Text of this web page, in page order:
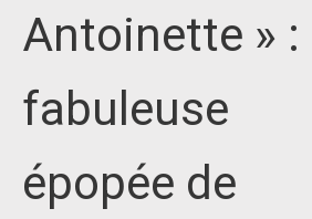
Antoinette » :
fabuleuse
épopée de